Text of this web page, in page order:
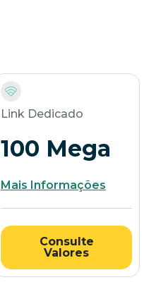
Link Dedicado
100 Mega
Mais Informações
Consulte
Valores